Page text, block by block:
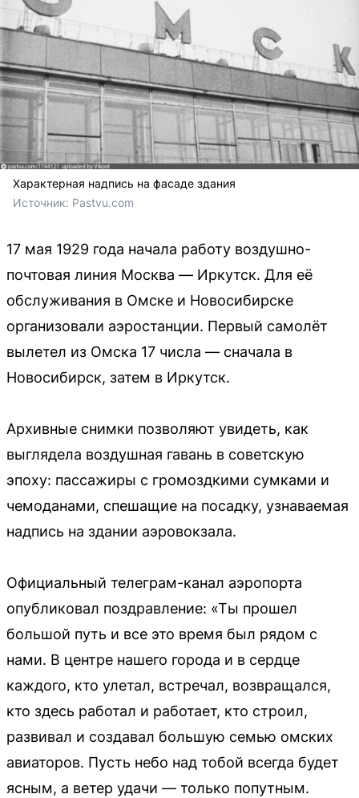
Характерная надпись на фасаде здания
Источник: Pastvu.com
17 мая 1929 года начала работу воздушно-
почтовая линия Москва — Иркутск. Для её
обслуживания в Омске и Новосибирске
организовали аэростанции. Первый самолёт
вылетел из Омска 17 числа — сначала в
Новосибирск, затем в Иркутск.
Архивные снимки позволяют увидеть, как
выглядела воздушная гавань в советскую
эпоху: пассажиры с громоздкими сумками и
чемоданами, спешащие на посадку, узнаваемая
надпись на здании аэровокзала.
Официальный телеграм-канал аэропорта
опубликовал поздравление: «Ты прошел
большой путь и все это время был рядом с
нами. В центре нашего города и в сердце
каждого, кто улетал, встречал, возвращался,
кто здесь работал и работает, кто строил,
развивал и создавал большую семью омских
авиаторов. Пусть небо над тобой всегда будет
ясным, а ветер удачи — только попутным.